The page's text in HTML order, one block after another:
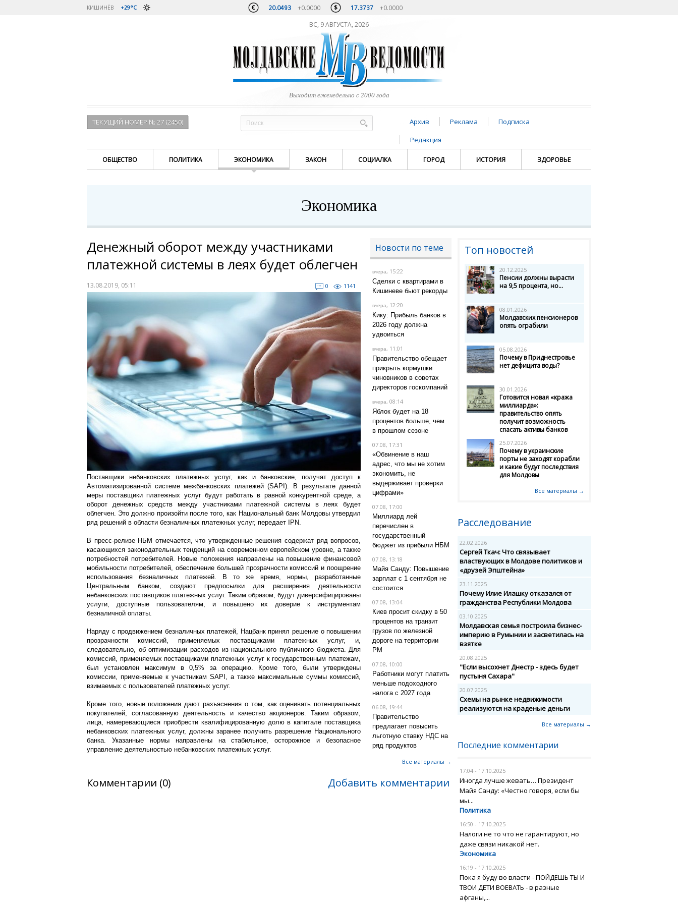
КИШИНЁВ +29°C 20.0493 +0.0000 17.3737 +0.0000
ВС, 9 АВГУСТА, 2026
Выходит еженедельно с 2000 года
ТЕКУЩИЙ НОМЕР № 27 (2450) Архив Реклама
Подписка
Редакция
ОБЩЕСТВО ПОЛИТИКА ЭКОНОМИКА ЗАКОН СОЦИАЛКА ГОРОД ИСТОРИЯ ЗДОРОВЬЕ
Экономика
Денежный оборот между участниками
платежной системы в леях будет облегчен
13.08.2019, 05:11 0 1141
Поставщики небанковских платежных услуг, как и банковские, получат доступ к
Автоматизированной системе межбанковских платежей (SAPI). В результате данной
меры поставщики платежных услуг будут работать в равной конкурентной среде, а
оборот денежных средств между участниками платежной системы в леях будет
облегчен. Это должно произойти после того, как Национальный банк Молдовы утвердил
ряд решений в области безналичных платежных услуг, передает IPN.
В пресс-релизе НБМ отмечается, что утвержденные решения содержат ряд вопросов,
касающихся законодательных тенденций на современном европейском уровне, а также
потребностей потребителей. Новые положения направлены на повышение финансовой
мобильности потребителей, обеспечение большей прозрачности комиссий и поощрение
использования безналичных платежей. В то же время, нормы, разработанные
Центральным банком, создают предпосылки для расширения деятельности
небанковских поставщиков платежных услуг. Таким образом, будут диверсифицированы
услуги, доступные пользователям, и повышено их доверие к инструментам
безналичной оплаты.
Наряду с продвижением безналичных платежей, Нацбанк принял решение о повышении
прозрачности комиссий, применяемых поставщиками платежных услуг, и,
следовательно, об оптимизации расходов из национального публичного бюджета. Для
комиссий, применяемых поставщиками платежных услуг к государственным платежам,
был установлен максимум в 0,5% за операцию. Кроме того, были утверждены
комиссии, применяемые к участникам SAPI, а также максимальные суммы комиссий,
взимаемых с пользователей платежных услуг.
Кроме того, новые положения дают разъяснения о том, как оценивать потенциальных
покупателей, согласованную деятельность и качество акционеров. Таким образом,
лица, намеревающиеся приобрести квалифицированную долю в капитале поставщика
небанковских платежных услуг, должны заранее получить разрешение Национального
банка. Указанные нормы направлены на стабильное, осторожное и безопасное
управление деятельностью небанковских платежных услуг.
Новости по теме
вчера, 15:22
Сделки с квартирами в
Кишиневе бьют рекорды
вчера, 12:20
Кику: Прибыль банков в
2026 году должна
удвоиться
вчера, 11:01
Правительство обещает
прикрыть кормушки
чиновников в советах
директоров госкомпаний
вчера, 08:14
Яблок будет на 18
процентов больше, чем
в прошлом сезоне
07.08, 17:31
«Обвинение в наш
адрес, что мы не хотим
экономить, не
выдерживает проверки
цифрами»
07.08, 17:00
Миллиард лей
перечислен в
государственный
бюджет из прибыли НБМ
07.08, 13:18
Майя Санду: Повышение
зарплат с 1 сентября не
состоится
07.08, 13:04
Киев просит скидку в 50
процентов на транзит
грузов по железной
дороге на территории
РМ
07.08, 10:00
Работники могут платить
меньше подоходного
налога с 2027 года
06.08, 19:44
Правительство
предлагает повысить
льготную ставку НДС на
ряд продуктов
Все материалы →
Комментарии (0) Добавить комментарии
Топ новостей
20.12.2025
Пенсии должны вырасти
на 9,5 процента, но...
08.01.2026
Молдавских пенсионеров
опять ограбили
05.08.2026
Почему в Приднестровье
нет дефицита воды?
30.01.2026
Готовится новая «кража
миллиарда»:
правительство опять
получит возможность
спасать активы банков
25.07.2026
Почему в украинские
порты не заходят корабли
и какие будут последствия
для Молдовы
Все материалы →
Расследование
22.02.2026
Сергей Ткач: Что связывает
властвующих в Молдове политиков и
«друзей Эпштейна»
23.11.2025
Почему Илие Илашку отказался от
гражданства Республики Молдова
03.10.2025
Молдавская семья построила бизнес-
империю в Румынии и засветилась на
взятке
20.08.2025
"Если высохнет Днестр - здесь будет
пустыня Сахара"
20.07.2025
Схемы на рынке недвижимости
реализуются на краденые деньги
Все материалы →
Последние комментарии
17:04 - 17.10.2025
Иногда лучше жевать… Президент
Майя Санду: «Честно говоря, если бы
мы...
Политика
16:50 - 17.10.2025
Налоги не то что не гарантируют, но
даже связи никакой нет.
Экономика
16:19 - 17.10.2025
Пока я буду во власти - ПОЙДЁШЬ ТЫ И
ТВОИ ДЕТИ ВОЕВАТЬ - в разные
афганы,...